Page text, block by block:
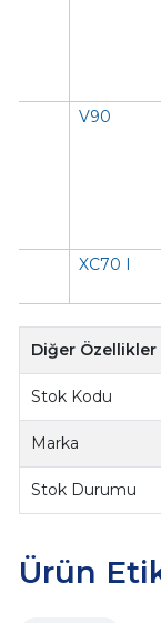
V90
XC70 I
Diğer Özellikler
Stok Kodu
Marka
Stok Durumu
Ürün